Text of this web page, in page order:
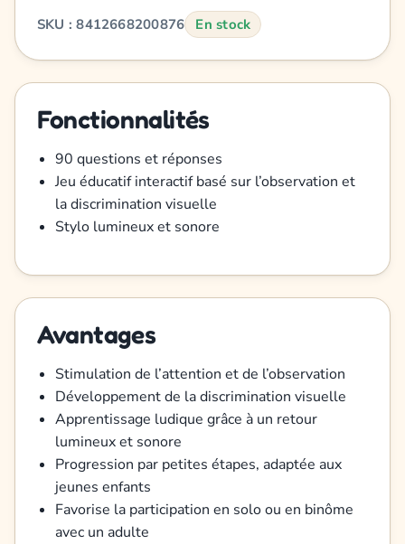
SKU : 8412668200876 En stock
Fonctionnalités
90 questions et réponses
Jeu éducatif interactif basé sur l’observation et
la discrimination visuelle
Stylo lumineux et sonore
Avantages
Stimulation de l’attention et de l’observation
Développement de la discrimination visuelle
Apprentissage ludique grâce à un retour
lumineux et sonore
Progression par petites étapes, adaptée aux
jeunes enfants
Favorise la participation en solo ou en binôme
avec un adulte